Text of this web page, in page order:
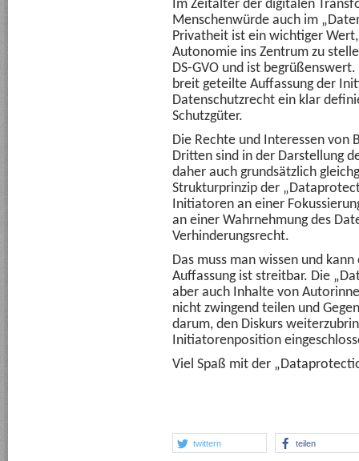
Im Zeitalter der digitalen
Menschenwürde auch im
Privatheit ist ein wichtiger
Autonomie ins Zentrum zu
DS-GVO und ist
breit geteilte Auffassung der
Datenschutzrecht ein klar
Schutzgüter.
Die Rechte und Interessen
Dritten sind in der Darstellung
daher auch grundsätzlich
Strukturprinzip der
Initiatoren an einer
an einer Wahrnehmung des
Verhinderungsrecht.
Das muss man wissen und
Auffassung ist streitbar. Die
aber auch Inhalte von
nicht zwingend teilen und
darum, den Diskurs
Initiatorenposition
Viel Spaß mit der
twittern teilen